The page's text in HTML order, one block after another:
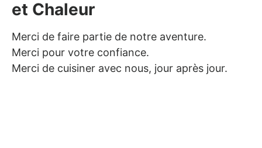
et Chaleur
Merci de faire partie de notre aventure.
Merci pour votre confiance.
Merci de cuisiner avec nous, jour après jour.